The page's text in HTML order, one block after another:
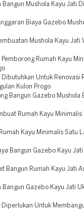
Mushola Kayu Jati
Biaya Gazebo
Mushola Kayu Jati
Rumah Kayu
Untuk Renovasi
Kulon Progo
Bangun Gazebo Mushola
Rumah Kayu Minimalis
Kayu Minimalis Satu
Bangun Gazebo Kayu
Bangun Rumah Kayu Jati
Gazebo Kayu Jati
Untuk